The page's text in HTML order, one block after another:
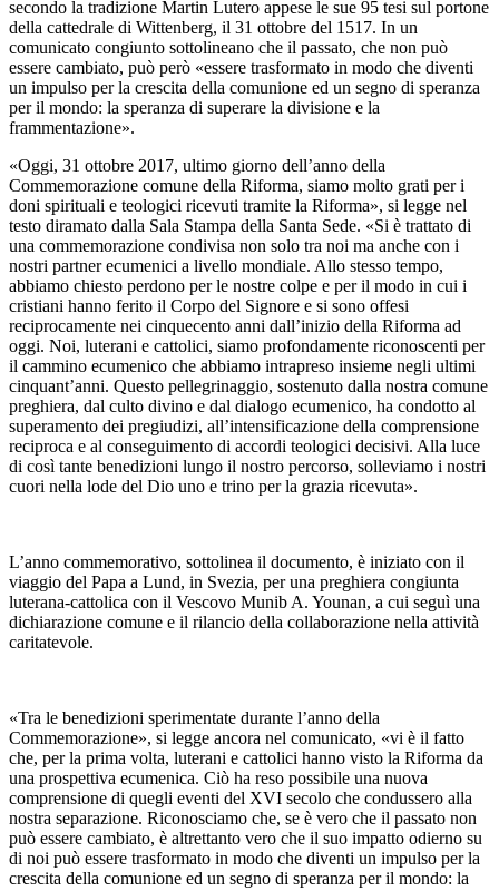
secondo la tradizione Martin Lutero appese le sue 95 tesi sul portone
della cattedrale di Wittenberg, il 31 ottobre del 1517. In un
comunicato congiunto sottolineano che il passato, che non può
essere cambiato, può però «essere trasformato in modo che diventi
un impulso per la crescita della comunione ed un segno di speranza
per il mondo: la speranza di superare la divisione e la
frammentazione».
«Oggi, 31 ottobre 2017, ultimo giorno dell’anno della
Commemorazione comune della Riforma, siamo molto grati per i
doni spirituali e teologici ricevuti tramite la Riforma», si legge nel
testo diramato dalla Sala Stampa della Santa Sede. «Si è trattato di
una commemorazione condivisa non solo tra noi ma anche con i
nostri partner ecumenici a livello mondiale. Allo stesso tempo,
abbiamo chiesto perdono per le nostre colpe e per il modo in cui i
cristiani hanno ferito il Corpo del Signore e si sono offesi
reciprocamente nei cinquecento anni dall’inizio della Riforma ad
oggi. Noi, luterani e cattolici, siamo profondamente riconoscenti per
il cammino ecumenico che abbiamo intrapreso insieme negli ultimi
cinquant’anni. Questo pellegrinaggio, sostenuto dalla nostra comune
preghiera, dal culto divino e dal dialogo ecumenico, ha condotto al
superamento dei pregiudizi, all’intensificazione della comprensione
reciproca e al conseguimento di accordi teologici decisivi. Alla luce
di così tante benedizioni lungo il nostro percorso, solleviamo i nostri
cuori nella lode del Dio uno e trino per la grazia ricevuta».
L’anno commemorativo, sottolinea il documento, è iniziato con il
viaggio del Papa a Lund, in Svezia, per una preghiera congiunta
luterana-cattolica con il Vescovo Munib A. Younan, a cui seguì una
dichiarazione comune e il rilancio della collaborazione nella attività
caritatevole.
«Tra le benedizioni sperimentate durante l’anno della
Commemorazione», si legge ancora nel comunicato, «vi è il fatto
che, per la prima volta, luterani e cattolici hanno visto la Riforma da
una prospettiva ecumenica. Ciò ha reso possibile una nuova
comprensione di quegli eventi del XVI secolo che condussero alla
nostra separazione. Riconosciamo che, se è vero che il passato non
può essere cambiato, è altrettanto vero che il suo impatto odierno su
di noi può essere trasformato in modo che diventi un impulso per la
crescita della comunione ed un segno di speranza per il mondo: la